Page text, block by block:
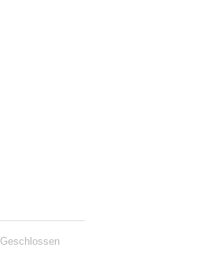
Geschlossen